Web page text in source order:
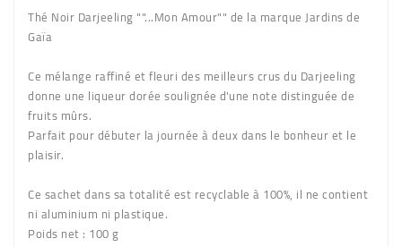
Thé Noir Darjeeling ""...Mon Amour"" de la marque Jardins de
Gaïa
Ce mélange raffiné et fleuri des meilleurs crus du Darjeeling
donne une liqueur dorée soulignée d'une note distinguée de
fruits mûrs.
Parfait pour débuter la journée à deux dans le bonheur et le
plaisir.
Ce sachet dans sa totalité est recyclable à 100%, il ne contient
ni aluminium ni plastique.
Poids net : 100 g